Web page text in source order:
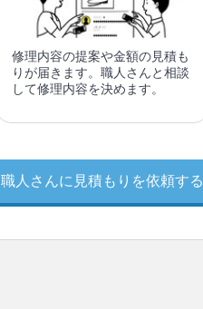
修理内容の提案や金額の見積も
りが届きます。職人さんと相談
して修理内容を決めます。
職人さんに見積もりを依頼する